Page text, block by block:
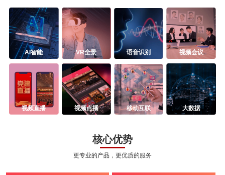
AI智能 VR全景 语音识别 视频会议
视频直播 视频点播 移动互联 大数据
核心优势
更专业的产品，更优质的服务